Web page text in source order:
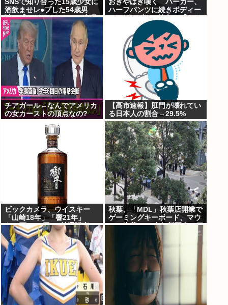
SNSで知り合った15歳少女に
酒飲ませレ●プした54歳男
性、『ハゲかどうか』で意見
が真っ二つに分かれる
おぎやはぎ嘆く パーカー、
ハーフパンツに続きボディー
バッグもダサい論争に「なん
でおじさんだけ言われる
の？」
チアガール←なんでアメリカ
の女カーストの頂点なの?
【高市速報】肛門が壊れてい
る日本人の割合→29.5%
ビックカメラ、ウイスキー
「山崎18年」「響21年」
を”6万7100円”で抽選販売
秋葉、「MDL」秋葉店開業で
ゲーミングキーボード、マウ
ス、先着1000名無料配布で行
列。まだいけるぞ急げ!!